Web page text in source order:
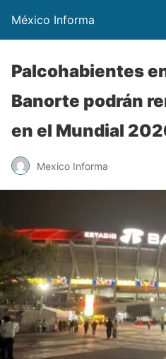
México Informa
Palcohabientes
Banorte podrán
en el Mundial
Mexico Informa